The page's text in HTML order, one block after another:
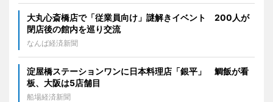
大丸心斎橋店で「従業員向け」謎解きイベント 200人が
閉店後の館内を巡り交流
なんば経済新聞
淀屋橋ステーションワンに日本料理店「銀平」 鯛飯が看
板、大阪は5店舗目
船場経済新聞